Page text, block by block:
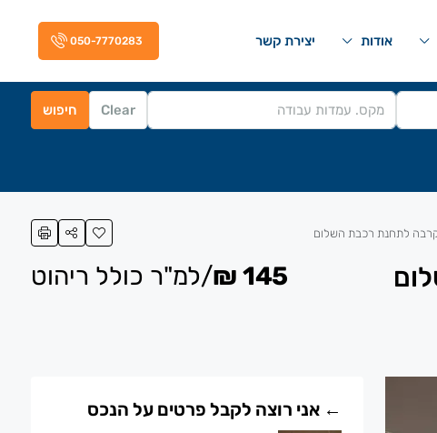
אודות יצירת קשר 050-7770283
Clear חיפוש
145 ₪ /למ"ר כולל ריהוט